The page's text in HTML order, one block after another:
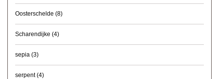
Oosterschelde (8)
Scharendijke (4)
sepia (3)
serpent(4)